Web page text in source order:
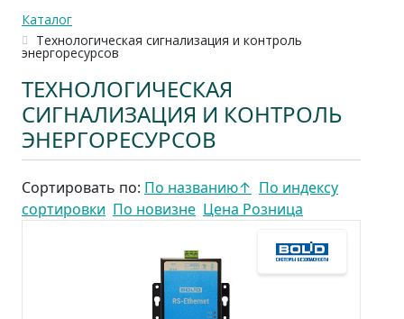
Каталог
Технологическая сигнализация и контроль
энергоресурсов
ТЕХНОЛОГИЧЕСКАЯ
СИГНАЛИЗАЦИЯ И КОНТРОЛЬ
ЭНЕРГОРЕСУРСОВ
Сортировать по: По названию↑ По индексу
сортировки По новизне Цена Розница